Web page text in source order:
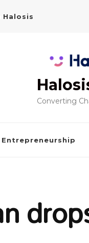
Converting
Entrepreneurship